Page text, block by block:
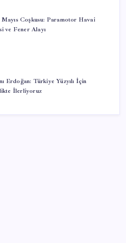
Mayıs Coşkusu: Paramotor Havai
ve Fener Alayı
Erdoğan: Türkiye Yüzyılı İçin
İlerliyoruz